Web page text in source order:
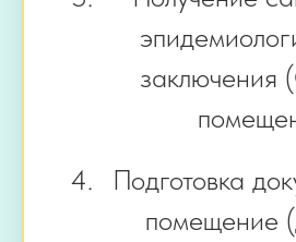
заключения
Подготовка
помещение